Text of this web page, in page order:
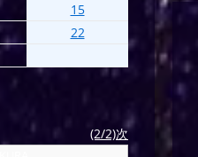
15
22
(2/2)次